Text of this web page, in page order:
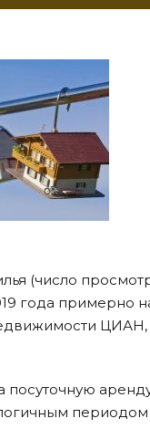
(число
года примерно
ЦИАН,